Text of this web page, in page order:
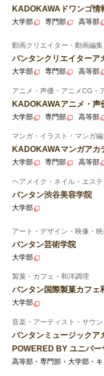
KADOKAWAドワンゴ情
大学部 専門部 高等部
動画クリエイター・動画編
バンタンクリエイターア
大学部 専門部 高等部
アニメ・声優・アニメCG・
KADOKAWAアニメ・声
大学部 専門部 高等部
マンガ・イラスト・マンガ
KADOKAWAマンガアカ
大学部 専門部 高等部
ヘアメイク・ネイル・エス
バンタン渋谷美容学院
大学部
アート・デザイン・映像・
バンタン芸術学院
大学部
製菓・カフェ・和洋調理
バンタン国際製菓カフェ
大学部
音楽・アーティスト・サウ
バンタンミュージックア
POWERED BY ユニバー
高等部・専門部・大学部・